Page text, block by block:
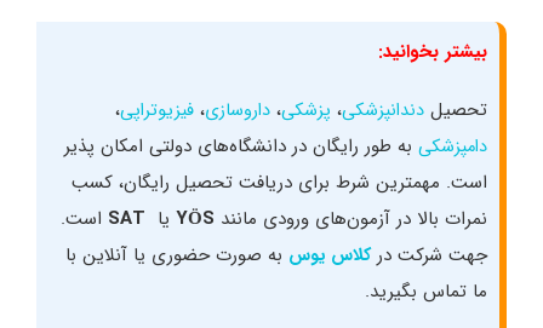
بیشتر بخوانید:
تحصیل دندانپزشکی، پزشکی، داروسازی، فیزیوتراپی،
دامپزشکی به طور رایگان در دانشگاه‌‌های دولتی امکان‌ پذیر
است. مهمترین شرط برای دریافت تحصیل رایگان، کسب
نمرات بالا در آزمون‌های ورودی مانند YÖS یا SAT است.
جهت شرکت درکلاس یوس به صورت حضوری یا آنلاین با
ما تماس بگیرید.